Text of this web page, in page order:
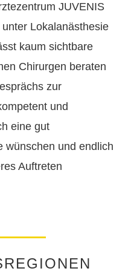
JUVENIS
Lokalanästhesie
kaum sichtbare
Chirurgen beraten
zur
und
eine gut
wünschen und endlich
Auftreten